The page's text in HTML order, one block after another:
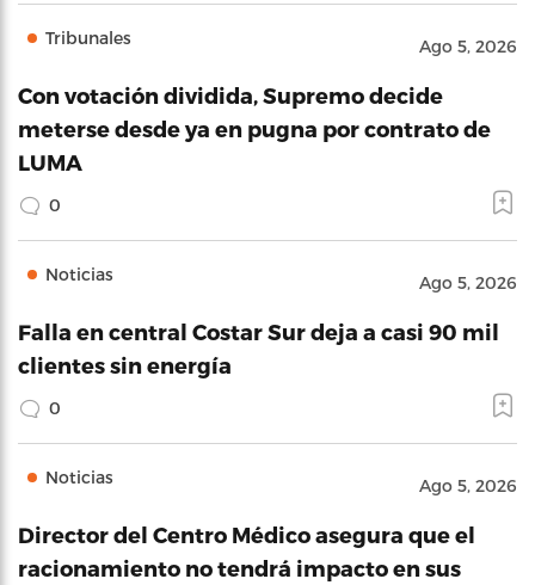
Tribunales Ago 5, 2026
Con votación dividida, Supremo decide
meterse desde ya en pugna por contrato de
LUMA
0
Noticias Ago 5, 2026
Falla en central Costar Sur deja a casi 90 mil
clientes sin energía
0
Noticias Ago 5, 2026
Director del Centro Médico asegura que el
racionamiento no tendrá impacto en sus